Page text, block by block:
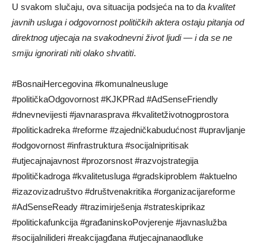
U svakom slučaju, ova situacija podsjeća na to da kvalitet
javnih usluga i odgovornost političkih aktera ostaju pitanja od
direktnog utjecaja na svakodnevni život ljudi — i da se ne
smiju ignorirati niti olako shvatiti.
#BosnaiHercegovina #komunalneusluge
#političkaOdgovornost #KJKPRad #AdSenseFriendly
#dnevnevijesti #javnarasprava #kvalitetživotnogprostora
#politickadreka #reforme #zajedničkabudućnost #upravljanje
#odgovornost #infrastruktura #socijalnipritisak
#utjecajnajavnost #prozorsnost #razvojstrategija
#političkadroga #kvalitetusluga #gradskiproblem #aktuelno
#izazovizadruštvo #društvenakritika #organizacijareforme
#AdSenseReady #trazimirješenja #strateskiprikaz
#politickafunkcija #građaninskoPovjerenje #javnaslužba
#socijalnilideri #reakcijagđana #utjecajnanaodluke